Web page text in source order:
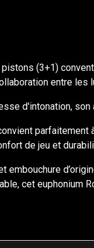
pistons (3+1)
entre les
d'intonation,
de jeu et
cet euphonium